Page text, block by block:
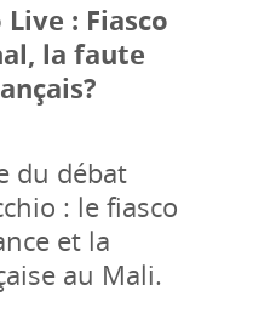
Live : Fiasco
la faute
du débat
: le fiasco
et la
au Mali.